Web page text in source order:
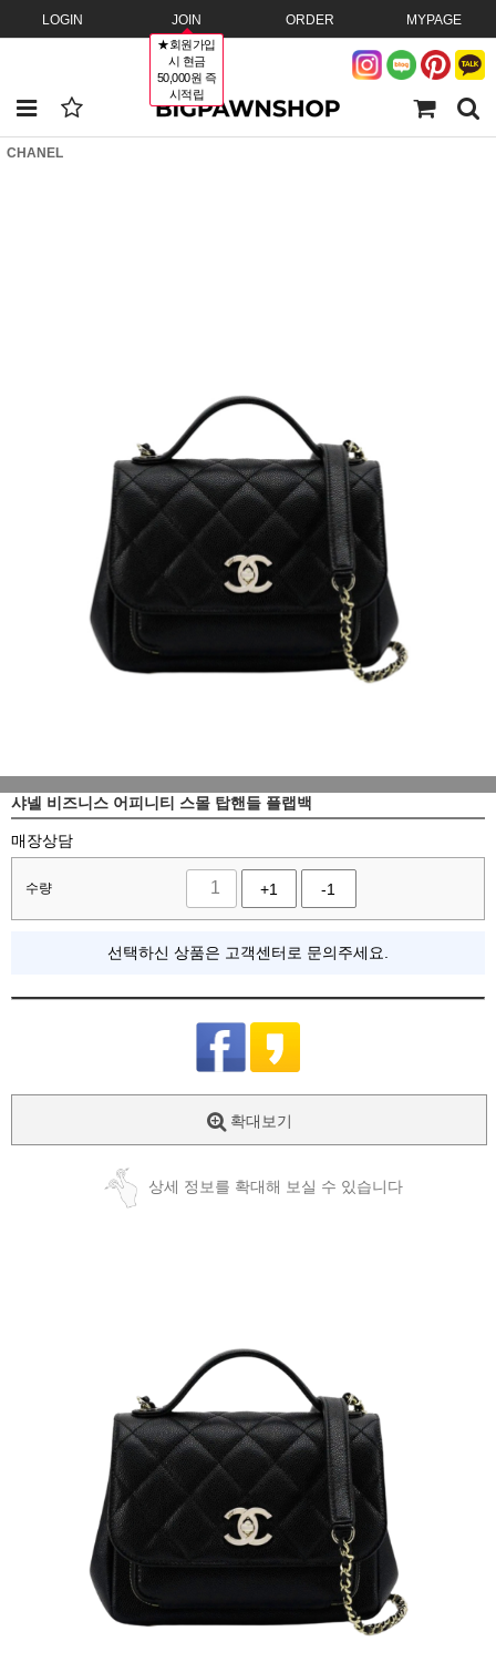
LOGIN JOIN
★회원가입
시 현금
50,000원 즉
시적립
ORDER MYPAGE
CHANEL
샤넬 비즈니스 어피니티 스몰 탑핸들 플랩백
매장상담
수량 +1 -1
선택하신 상품은 고객센터로 문의주세요.
확대보기
상세 정보를 확대해 보실 수 있습니다